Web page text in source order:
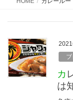
2021
カレールーの歴史がこんなにあるの
は